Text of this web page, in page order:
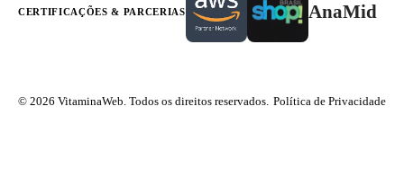
CERTIFICAÇÕES & PARCERIAS AnaMid
© 2026 VitaminaWeb. Todos os direitos reservados. Política de Privacidade